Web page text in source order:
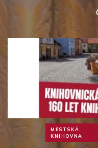
MĚSTSKÁ
KNIHOVNA